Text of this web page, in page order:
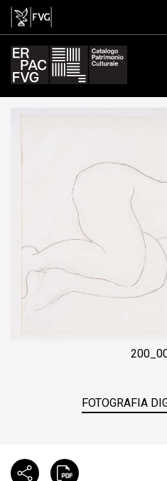
disegno, Pignon
FOTOGRAFIA